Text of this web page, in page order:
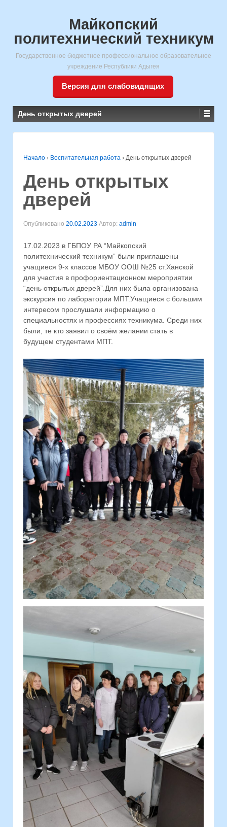
Майкопский
политехнический техникум
Государственное бюджетное профессиональное образовательное
учреждение Республики Адыгея
Версия для слабовидящих
День открытых дверей
Начало › Воспитательная работа › День открытых дверей
День открытых
дверей
Опубликовано 20.02.2023 Автор: admin
17.02.2023 в ГБПОУ РА “Майкопский
политехнический техникум” были приглашены
учащиеся 9-х классов МБОУ ООШ №25 ст.Ханской
для участия в профориентационном мероприятии
“день открытых дверей”.Для них была организована
экскурсия по лаборатории МПТ.Учащиеся с большим
интересом прослушали информацию о
специальностях и профессиях техникума. Среди них
были, те кто заявил о своём желании стать в
будущем студентами МПТ.